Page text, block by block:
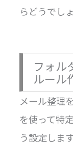
らどうでし
フォル
ルール
メール整理
を使って特
う設定します